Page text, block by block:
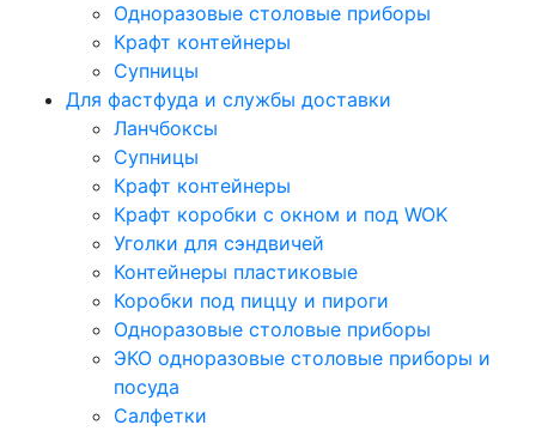
Одноразовые столовые приборы
Крафт контейнеры
Супницы
Для фастфуда и службы доставки
Ланчбоксы
Супницы
Крафт контейнеры
Крафт коробки с окном и под WOK
Уголки для сэндвичей
Контейнеры пластиковые
Коробки под пиццу и пироги
Одноразовые столовые приборы
ЭКО одноразовые столовые приборы и
посуда
Салфетки